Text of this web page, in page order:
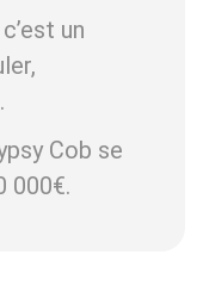
un
Cob se
000€.